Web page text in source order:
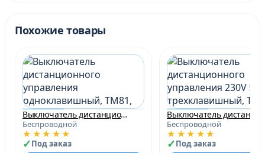
Похожие товары
Выключатель дистанционного управления одноклавишный, TM81, белый
Беспроводной
★★★★★
Под заказ
Беспроводной
★★★★★
Под заказ